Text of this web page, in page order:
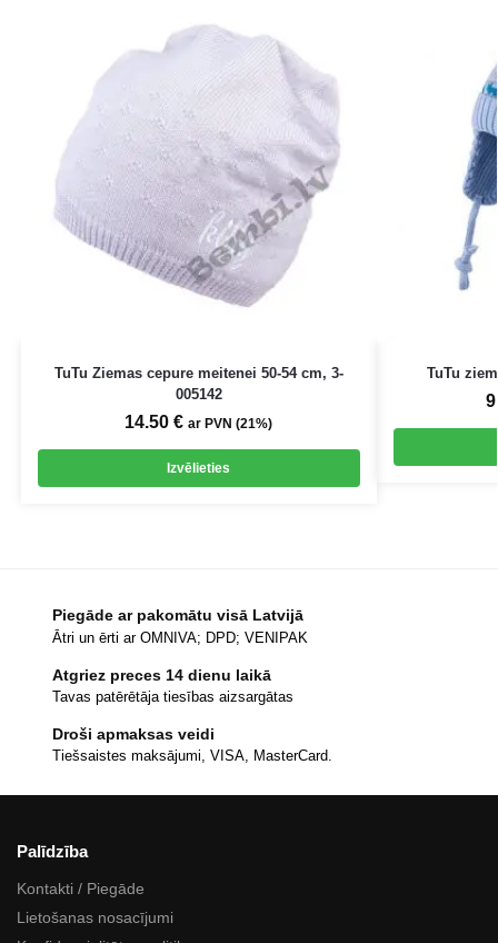
TuTu Ziemas cepure meitenei 50-54 cm, 3-
005142
14.50€ ar PVN (21%)
Izvēlieties
TuTu
Piegāde ar pakomātu visā Latvijā
Ātri un ērti ar OMNIVA; DPD; VENIPAK
Atgriez preces 14 dienu laikā
Tavas patērētāja tiesības aizsargātas
Droši apmaksas veidi
Tiešsaistes maksājumi, VISA, MasterCard.
Palīdzība
Kontakti / Piegāde
Lietošanas nosacījumi